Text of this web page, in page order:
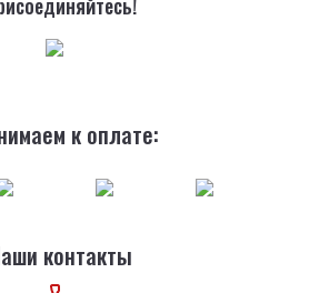
к оплате:
контакты